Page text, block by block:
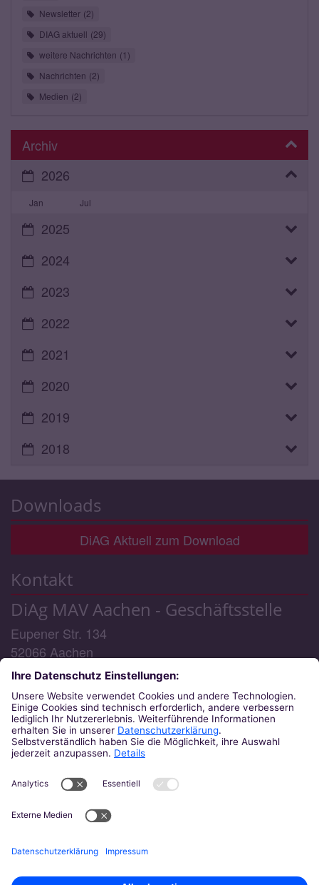
Newsletter 2
DIAG aktuell 29
weitere Nachrichten
1
Nachrichten 2
Medien 2
Archiv
2026
Jan Jul
2025
2024
2023
2022
2021
2020
2019
2018
Downloads
DiAG Aktuell zum Download
Kontakt
DiAg MAV Aachen - Geschäftsstelle
Eupener Str. 134
52066 Aachen
Telefon: 0241/6000 48 - 0 (Geschäftsstelle) / -3
(MAV-Rechtsberatung)
E-Mail: diag-mav@bistum-aachen.de
Telefon-Servicezeiten:
Montag: 09:00 - 15:30 Uhr
Mittwoch: 14:00 - 17:00 Uhr
Donnerstag: 09:00 - 15:30 Uhr
Freitag: 09:00 - 12:00 Uhr
Am 19.8.2026 findet keine Rechtsberatung statt.